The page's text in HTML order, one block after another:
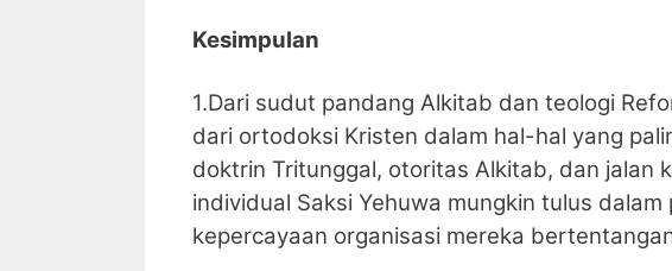
Kesimpulan
1.Dari sudut pandang Alkitab dan teologi
dari ortodoksi Kristen dalam hal-hal yang
doktrin Tritunggal, otoritas Alkitab, dan jalan
individual Saksi Yehuwa mungkin tulus
kepercayaan organisasi mereka